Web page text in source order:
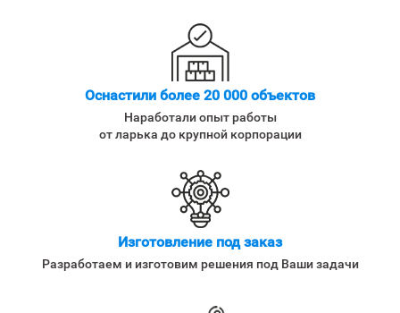
Оснастили более 20 000 объектов
Наработали опыт работы
от ларька до крупной корпорации
Изготовление под заказ
Разработаем и изготовим решения под Ваши задачи